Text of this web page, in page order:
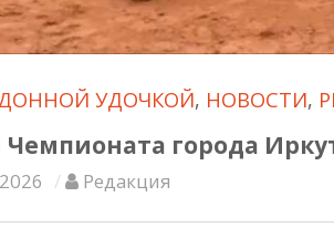
УДОЧКОЙ, НОВОСТИ,
Чемпионата города
Редакция